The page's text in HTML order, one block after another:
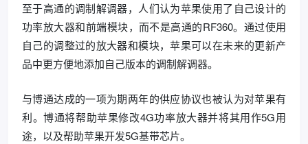
至于高通的调制解调器，人们认为苹果使用了自己设计的
功率放大器和前端模块，而不是高通的RF360。通过使用
自己的调整过的放大器和模块，苹果可以在未来的更新产
品中更方便地添加自己版本的调制解调器。
与博通达成的一项为期两年的供应协议也被认为对苹果有
利。博通将帮助苹果修改4G功率放大器并将其用作5G用
途，以及帮助苹果开发5G基带芯片。